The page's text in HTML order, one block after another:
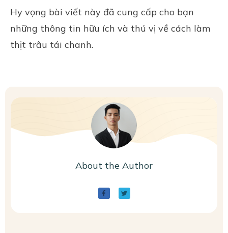
Hy vọng bài viết này đã cung cấp cho bạn
những thông tin hữu ích và thú vị về cách làm
thịt trâu tái chanh.
About the Author